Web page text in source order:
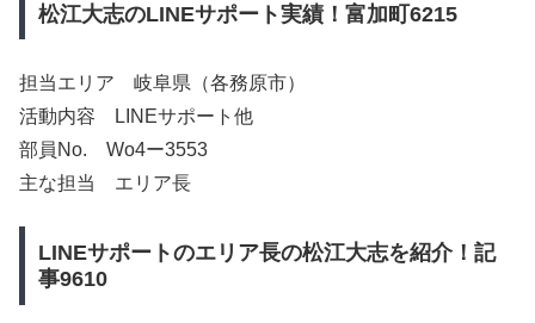
松江大志のLINEサポート実績！富加町6215
担当エリア 岐阜県（各務原市）
活動内容 LINEサポート他
部員No. Wo4ー3553
主な担当 エリア長
LINEサポートのエリア長の松江大志を紹介！記
事9610